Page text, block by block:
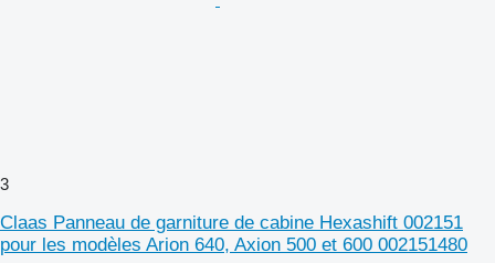
3
Claas Panneau de garniture de cabine Hexashift 002151
pour les modèles Arion 640, Axion 500 et 600 002151480